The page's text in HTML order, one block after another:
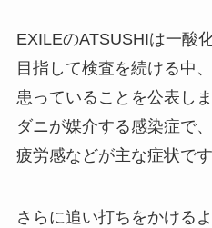
EXILEのATSUSHIは一酸
目指して検査を続ける中
患っていることを公表し
ダニが媒介する感染症で
疲労感などが主な症状です
さらに追い打ちをかける